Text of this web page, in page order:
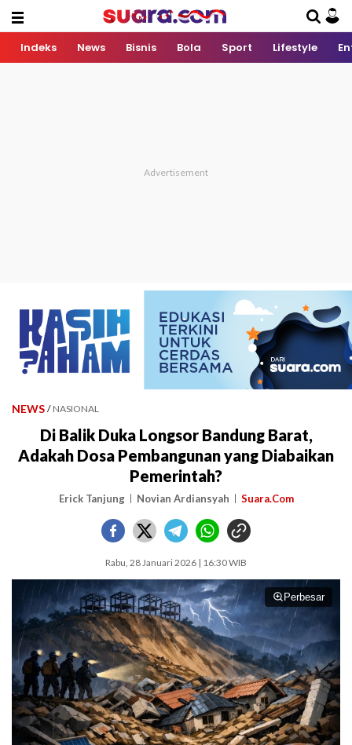
Indeks News Bisnis Bola Sport Lifestyle
NEWS / NASIONAL
Di Balik Duka Longsor Bandung Barat,
Adakah Dosa Pembangunan yang Diabaikan
Pemerintah?
Erick Tanjung Novian Ardiansyah Suara.Com
Rabu, 28 Januari 2026 | 16:30 WIB
Perbesar